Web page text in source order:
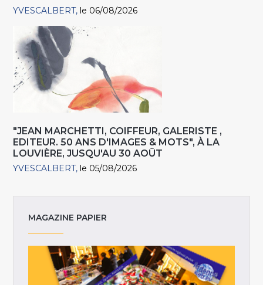
YVESCALBERT le 06/08/2026
"JEAN MARCHETTI, COIFFEUR, GALERISTE ,
EDITEUR. 50 ANS D'IMAGES & MOTS", À LA
LOUVIÈRE, JUSQU'AU 30 AOÛT
YVESCALBERT le 05/08/2026
MAGAZINE PAPIER